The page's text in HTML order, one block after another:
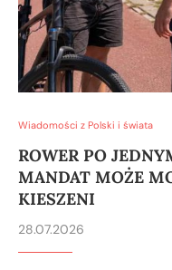
Wiadomości z Polski i świata
ROWER PO
MANDAT MOŻE
KIESZENI
28.07.2026